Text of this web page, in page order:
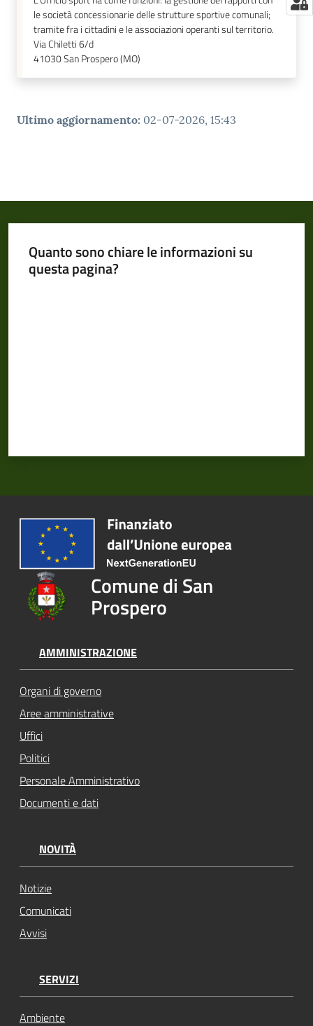
le società concessionarie delle strutture sportive comunali;
tramite fra i cittadini e le associazioni operanti sul territorio.
Via Chiletti 6/d
41030San Prospero (MO)
Ultimo aggiornamento: 02-07-2026, 15:43
Quanto sono chiare le informazioni su
questa pagina?
Comune di San
Prospero
AMMINISTRAZIONE
Organi di governo
Aree amministrative
Uffici
Politici
Personale Amministrativo
Documenti e dati
NOVITÀ
Notizie
Comunicati
Avvisi
SERVIZI
Ambiente